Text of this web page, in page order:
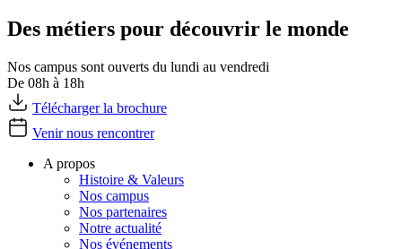
Des métiers pour découvrir le monde
Nos campus sont ouverts du lundi au vendredi
De 08h à 18h
Télécharger la brochure
Venir nous rencontrer
A propos
Histoire & Valeurs
Nos campus
Nos partenaires
Notre actualité
Nos événements